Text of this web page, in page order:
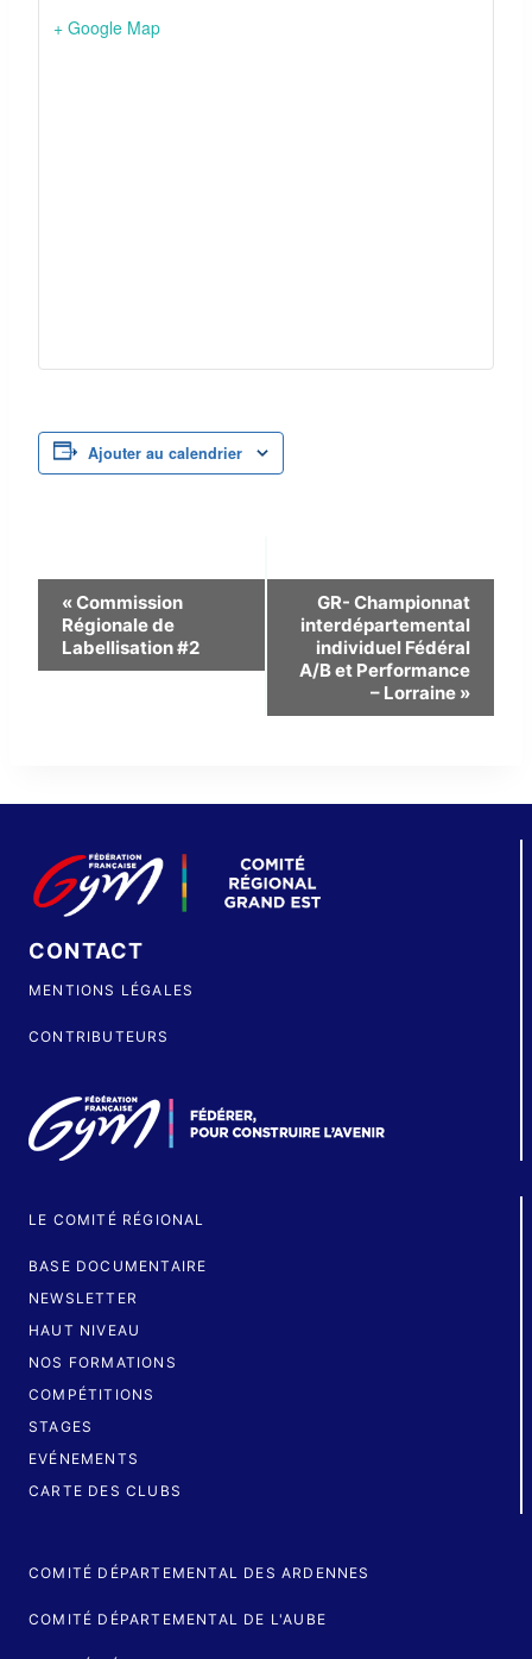
+ Google Map
Ajouter au calendrier
Navigation
Évènement
«Commission
Régionale de
Labellisation #2
GR- Championnat
interdépartemental
individuel Fédéral
A/B et Performance
– Lorraine »
CONTACT
MENTIONS LÉGALES
CONTRIBUTEURS
LE COMITÉ RÉGIONAL
BASE DOCUMENTAIRE
NEWSLETTER
HAUT NIVEAU
NOS FORMATIONS
COMPÉTITIONS
STAGES
EVÉNEMENTS
CARTE DES CLUBS
COMITÉ DÉPARTEMENTAL DES ARDENNES
COMITÉ DÉPARTEMENTAL DE L'AUBE